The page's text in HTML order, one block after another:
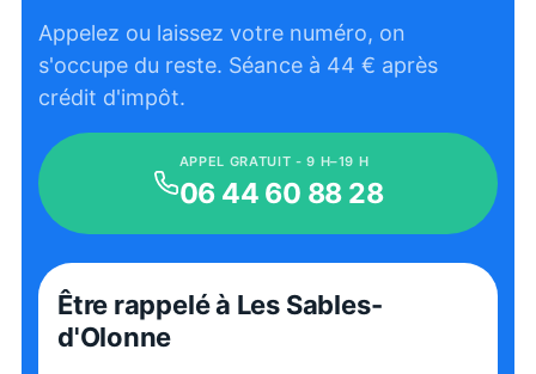
Appelez ou laissez votre numéro, on
s'occupe du reste. Séance à 44 € après
crédit d'impôt.
APPEL GRATUIT - 9 H–19 H
06 44 60 88 28
Être rappeléà Les Sables-
d'Olonne